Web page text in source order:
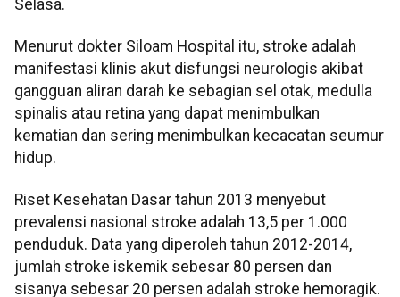
Selasa.
Menurut dokter Siloam Hospital itu, stroke adalah
manifestasi klinis akut disfungsi neurologis akibat
gangguan aliran darah ke sebagian sel otak, medulla
spinalis atau retina yang dapat menimbulkan
kematian dan sering menimbulkan kecacatan seumur
hidup.
Riset Kesehatan Dasar tahun 2013 menyebut
prevalensi nasional stroke adalah 13,5 per 1.000
penduduk. Data yang diperoleh tahun 2012-2014,
jumlah stroke iskemik sebesar 80 persen dan
sisanya sebesar 20 persen adalah stroke hemoragik.